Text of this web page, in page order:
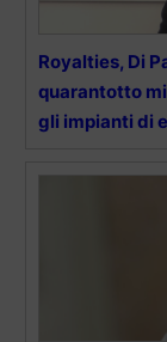
Royalties, Di
quarantotto
gli impianti di